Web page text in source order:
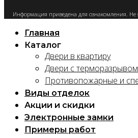
Информация приведена для ознакомления. Не
Главная
Каталог
Двери в квартиру
Двери с терморазрывом
Противопожарные и
Виды отделок
Акции и скидки
Электронные замки
Примеры работ